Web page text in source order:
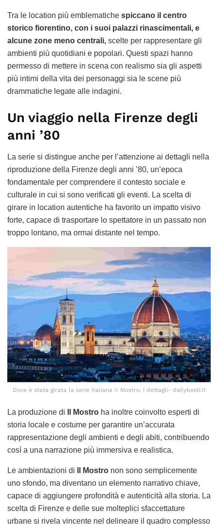
Tra le location più emblematiche spiccano il centro
storico fiorentino, con i suoi palazzi rinascimentali, e
alcune zone meno centrali, scelte per rappresentare gli
ambienti più quotidiani e popolari. Questi spazi hanno
permesso di mettere in scena con realismo sia gli aspetti
più intimi della vita dei personaggi sia le scene più
drammatiche legate alle indagini.
Un viaggio nella Firenze degli
anni ’80
La serie si distingue anche per l’attenzione ai dettagli nella
riproduzione della Firenze degli anni ’80, un’epoca
fondamentale per comprendere il contesto sociale e
culturale in cui si sono verificati gli eventi. La scelta di
girare in location autentiche ha favorito un impatto visivo
forte, capace di trasportare lo spettatore in un passato non
troppo lontano, ma ormai distante nel tempo.
Dove è stata girata la serie italiana II Mostro, i dettagli- dailybesti.it
La produzione di Il Mostro ha inoltre coinvolto esperti di
storia locale e costume per garantire un’accurata
rappresentazione degli ambienti e degli abiti, contribuendo
così a una narrazione più immersiva e realistica.
Le ambientazioni di Il Mostro non sono semplicemente
uno sfondo, ma diventano un elemento narrativo chiave,
capace di aggiungere profondità e autenticità alla storia. La
scelta di Firenze e delle sue molteplici sfaccettature
urbane si rivela vincente nel delineare il quadro complesso